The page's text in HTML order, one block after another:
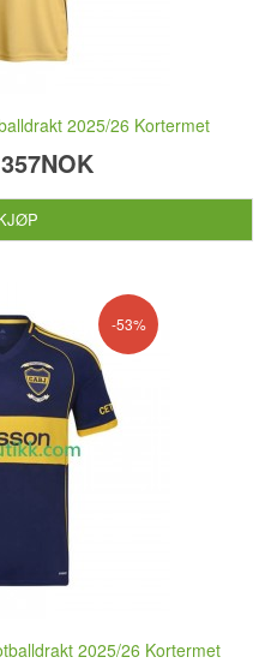
2025/26 Kortermet
357NOK
-53%
2025/26 Kortermet